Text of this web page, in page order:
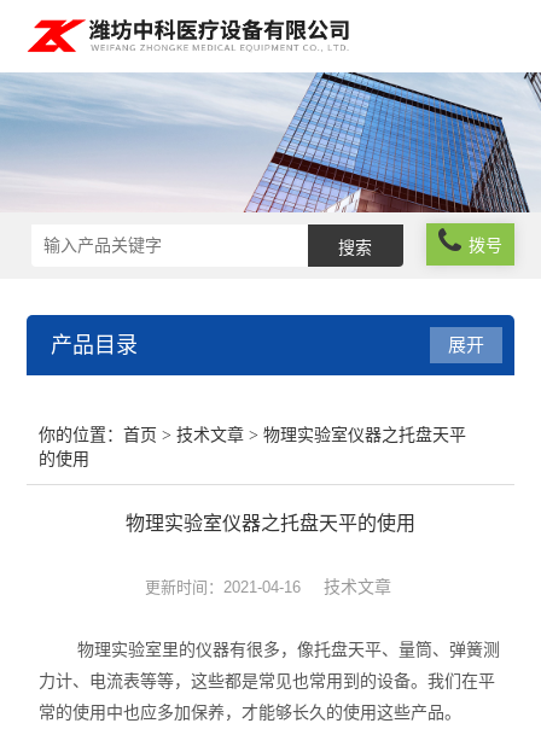
拨号
产品目录
化学试剂
玻璃仪器
实验耗材
实验台
展开
你的位置：首页 >技术文章 > 物理实验室仪器之托盘天平
的使用
物理实验室仪器之托盘天平的使用
更新时间：2021-04-16 技术文章
物理实验室里的仪器有很多，像托盘天平、量筒、弹簧测
力计、电流表等等，这些都是常见也常用到的设备。我们在平
常的使用中也应多加保养，才能够长久的使用这些产品。